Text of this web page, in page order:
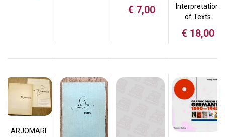
€ 7,00
Interpretation
of Texts
€ 18,00
ARJOMARI.